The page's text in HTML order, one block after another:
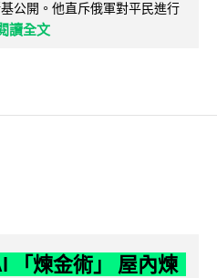
公開。他直斥俄軍對平民進行
讀全文
「煉金術」 屋內煉